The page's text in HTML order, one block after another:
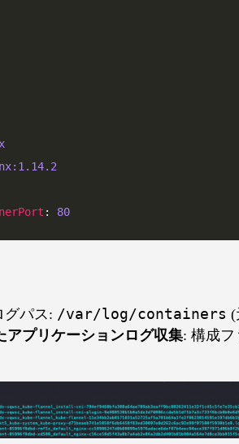
: 80
グパス: /var/log/containers (
アプリケーションログ収集: 構成フ